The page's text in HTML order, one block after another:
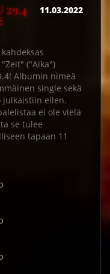
29.4 11.03.2022
("Aika")
Albumin nimeä
single sekä
julkaistiin eilen.
ei ole vielä
se tulee
tapaan 11